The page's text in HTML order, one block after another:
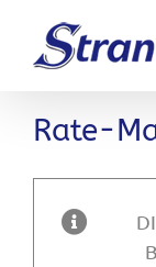
Inhalt
springen
Rate-